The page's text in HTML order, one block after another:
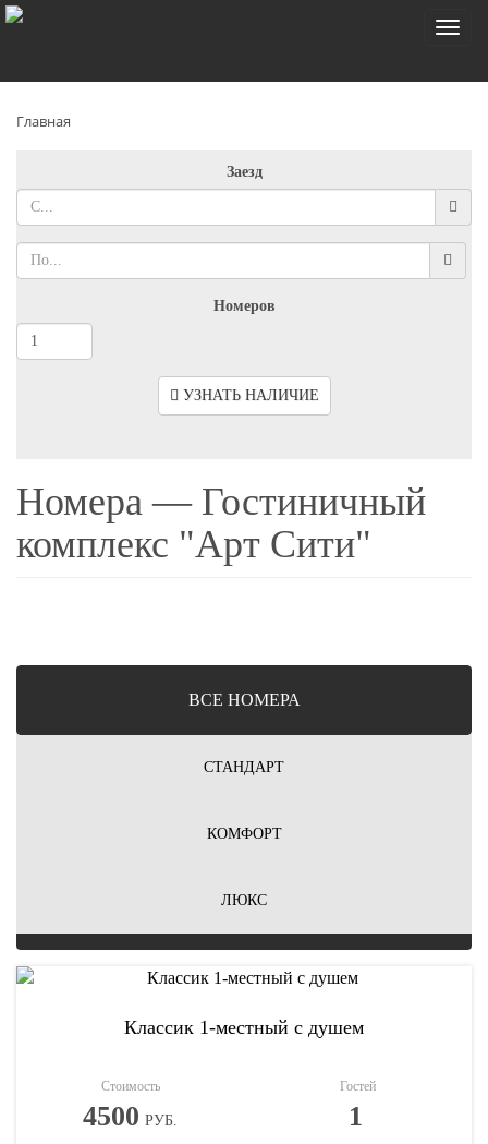
Toggle
Главная
Заезд
Номеров
УЗНАТЬ НАЛИЧИЕ
Номера — Гостиничный
комплекс "Арт Сити"
ВCЕ НОМЕРА
СТАНДАРТ
КОМФОРТ
ЛЮКС
Классик 1-местный с душем
Стоимость
4500 РУБ.
Гостей
1